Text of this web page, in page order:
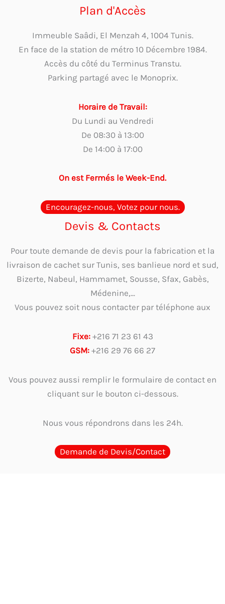
Plan d'Accès
Immeuble Saâdi, El Menzah 4, 1004 Tunis.
En face de la station de métro 10 Décembre 1984.
Accès du côté du Terminus Transtu.
Parking partagé avec le Monoprix.
Horaire de Travail:
Du Lundi au Vendredi
De 08:30 à 13:00
De 14:00 à 17:00
On est Fermés le Week-End.
Encouragez-nous, Votez pour nous.
Devis & Contacts
Pour toute demande de devis pour la fabrication et la
livraison de cachet sur Tunis, ses banlieue nord et sud,
Bizerte, Nabeul, Hammamet, Sousse, Sfax, Gabès,
Médenine,...
Vous pouvez soit nous contacter par téléphone aux
Fixe: +216 71 23 61 43
GSM: +216 29 76 66 27
Vous pouvez aussi remplir le formulaire de contact en
cliquant sur le bouton ci-dessous.
Nous vous répondrons dans les 24h.
Demande de Devis/Contact